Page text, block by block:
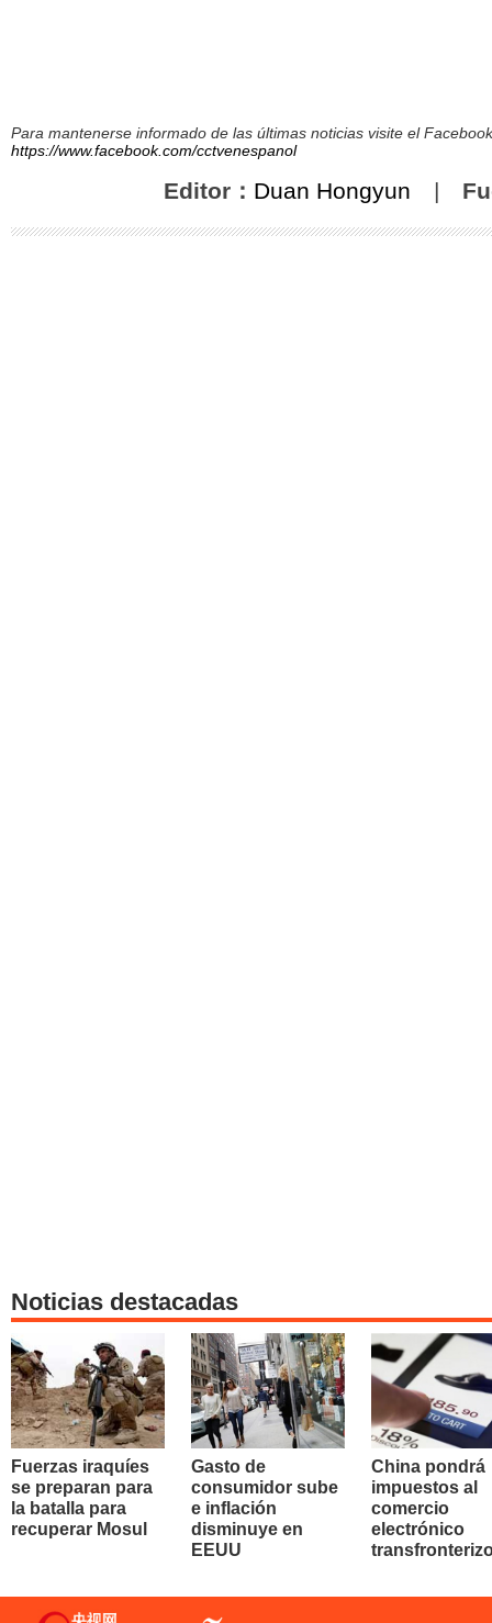
Para mantenerse informado de las últimas noticias visite el
https://www.facebook.com/cctvenespanol
Editor： Duan Hongyun |
Noticias destacadas
Fuerzas iraquíes
se preparan para
la batalla para
recuperar Mosul
Gasto de
consumidor sube
e inflación
disminuye en
EEUU
China pondrá
impuestos al
comercio
electrónico